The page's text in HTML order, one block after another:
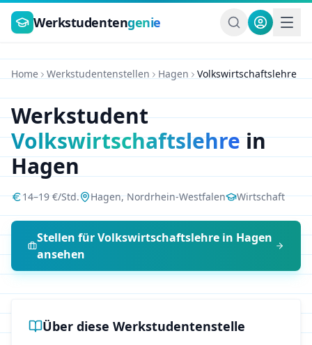
Zum Hauptinhalt springen
Werkstudentengenie
Home Werkstudentenstellen Hagen Volkswirtschaftslehre
Werkstudent
Volkswirtschaftslehrein
Hagen
14–19€/Std. Hagen,Nordrhein-Westfalen Wirtschaft
Stellen fürVolkswirtschaftslehre in Hagen
ansehen
Über diese Werkstudentenstelle